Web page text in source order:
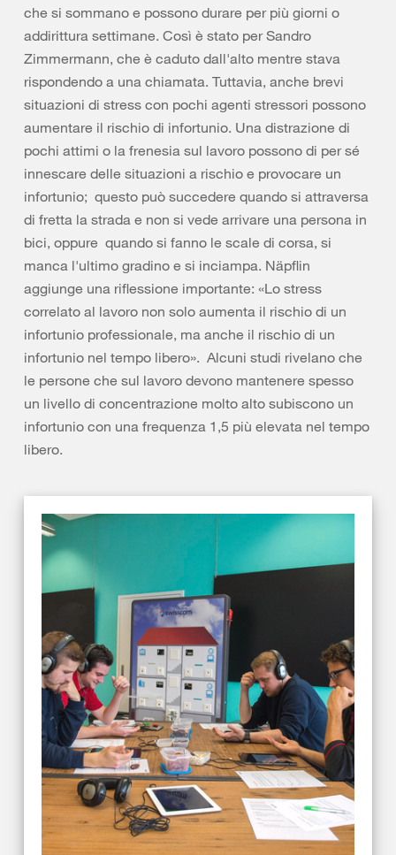
che si sommano e possono durare per più giorni o
addirittura settimane. Così è stato per Sandro
Zimmermann, che è caduto dall'alto mentre stava
rispondendo a una chiamata. Tuttavia, anche brevi
situazioni di stress con pochi agenti stressori possono
aumentare il rischio di infortunio. Una distrazione di
pochi attimi o la frenesia sul lavoro possono di per sé
innescare delle situazioni a rischio e provocare un
infortunio; questo può succedere quando si attraversa
di fretta la strada e non si vede arrivare una persona in
bici, oppure quando si fanno le scale di corsa, si
manca l'ultimo gradino e si inciampa. Näpflin
aggiunge una riflessione importante: «Lo stress
correlato al lavoro non solo aumenta il rischio di un
infortunio professionale, ma anche il rischio di un
infortunio nel tempo libero». Alcuni studi rivelano che
le persone che sul lavoro devono mantenere spesso
un livello di concentrazione molto alto subiscono un
infortunio con una frequenza 1,5 più elevata nel tempo
libero.